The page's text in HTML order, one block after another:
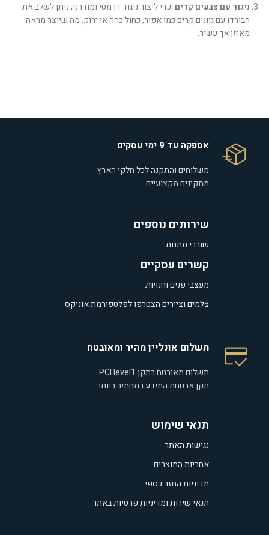
ניגוד עם צבעים קרים: כדי ליצור ניגוד דרמטי ומודרני, ניתן לשלב את
הבורדו עם גוונים קרים כמו אפור, כחול כהה או ירוק, מה שיוצר מראה
מאוזן אך עשיר.
אספקה עד 9 ימי עסקים
משלוחים והתקנה לכל חלקי הארץ
מתקינים מקצועיים
שירותים נוספים
שוברי מתנות
קשרים עסקיים
מעצבי פנים וחנויות
צלמים וציירים הצטרפו לפלטפורמת אוניקס
תשלום אונליין מהיר ומאובטח
תשלום מאובטח בתקן PCI level1
תקן אבטחת המידע במחמיר ביותר
תנאי שימוש
נגישות האתר
אחריות המוצרים
מדיניות החזר כספי
תנאי שירות ומדיניות פרטיות באתר